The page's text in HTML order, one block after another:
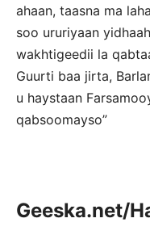
ahaan, taasna ma
soo ururiyaan
wakhtigeedii la
Guurti baa jirta,
u haystaan
qabsoomayso”
Geeska.net/